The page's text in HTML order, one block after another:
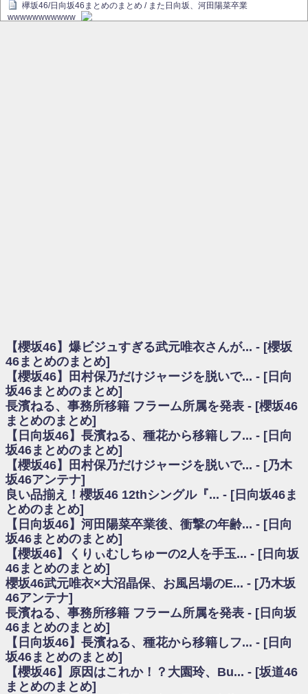
欅坂46/日向坂46まとめのまとめ / また日向坂、河田陽菜卒業
wwwwwwwwwww
日向坂46まとめのまとめ / 【日向坂46】富田鈴花1st写真集、発売記念記者
会見の模様がこちら！
乃木坂欅坂まとめのまとめ / 【日向坂46】河田陽菜卒業の影響、ガチでデ
カそう...
欅坂あんてな ～欅坂46のニュース・情報・話題をピックアップ / れなッ
ピーズ集結！櫻坂46守屋麗奈×遠藤理子、8/6「ラヴィット！」水曜スタジオ出
演決定
欅坂/日向坂46まとめのまとめ / 【櫻坂46】田村保乃だけジャージを脱いで
いた理由
日向坂46まとめのまとめ / 【日向坂46】若林さん「笑えないぐらい師匠だ
から」佐々木久美と卒業後初の共演の様子がこちら！【激レアさん】
日向坂46まとめのまとめ / 【元日向坂46】情報解禁前で言えない！？丹生
ちゃん、メンバーと会った模様
乃木坂欅坂まとめのまとめ / 【日向坂46】この月、何かあるのか！？『お
願いバッハ！』ミーグリ日程がこちら
欅坂/日向坂46まとめのまとめ / 【櫻坂46】ミーグリで喧嘩！？山下瞳月、
これはマジギレしてる
乃木坂46アンテナ / 【櫻坂46】ハリソン守屋「ゆーづのせいです」【ラヴ
ィット!】
乃木坂あんてな ～乃木坂46・欅坂46・日向坂46のニュース・情報・話題
をピックアップ / 良い品揃え！櫻坂46 12thシングル『Make or Break』オフィ
シャルグッズ絶賛販売受付中
日向坂46まとめのまとめ / 【日向坂46】この月、何かあるのか！？『お願
いバッハ！』ミーグリ日程がこちら
日向坂46まとめのまとめ / 【元日向坂46】この卒業生、めちゃくちゃテレ
ビで見かけるな
欅坂/日向坂46まとめのまとめ / 【櫻坂46】リアルミーグリであの販売も！
『Make or Break』オフィシャルグッズ解禁
【櫻坂46】爆ビジュすぎる武元唯衣さんが... - [櫻坂
46まとめのまとめ]
【櫻坂46】田村保乃だけジャージを脱いで... - [日向
坂46まとめのまとめ]
長濱ねる、事務所移籍 フラーム所属を発表 - [櫻坂46
まとめのまとめ]
【日向坂46】長濱ねる、種花から移籍しフ... - [日向
坂46まとめのまとめ]
【櫻坂46】田村保乃だけジャージを脱いで... - [乃木
坂46アンテナ]
良い品揃え！櫻坂46 12thシングル『... - [日向坂46ま
とめのまとめ]
【日向坂46】河田陽菜卒業後、衝撃の年齢... - [日向
坂46まとめのまとめ]
【櫻坂46】くりぃむしちゅーの2人を手玉... - [日向坂
46まとめのまとめ]
櫻坂46武元唯衣×大沼晶保、お風呂場のE... - [乃木坂
46アンテナ]
長濱ねる、事務所移籍 フラーム所属を発表 - [日向坂
46まとめのまとめ]
【日向坂46】長濱ねる、種花から移籍しフ... - [日向
坂46まとめのまとめ]
【櫻坂46】原因はこれか！？大園玲、Bu... - [坂道46
まとめのまとめ]